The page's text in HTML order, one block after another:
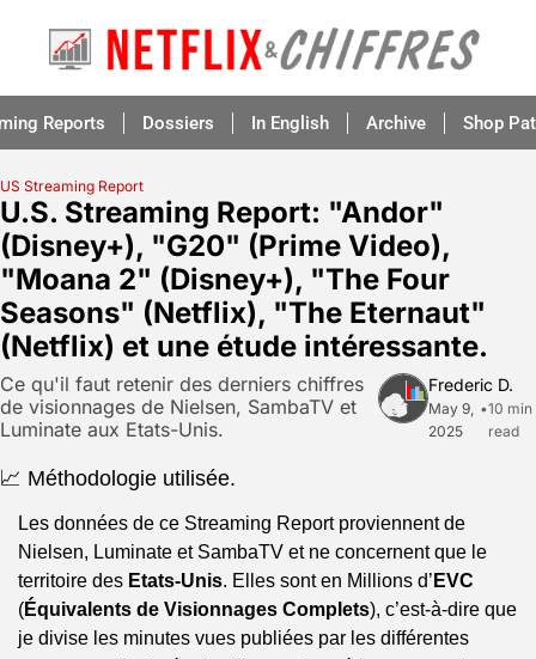
Reports Dossiers In English Archive Shop
US Streaming Report
U.S. Streaming Report: "Andor"
(Disney+), "G20" (Prime Video),
"Moana 2" (Disney+), "The Four
Seasons" (Netflix), "The Eternaut"
(Netflix) et une étude intéressante.
Ce qu'il faut retenir des derniers chiffres
de visionnages de Nielsen, SambaTV et
Luminate aux Etats-Unis.
Frederic D.
May 9,
2025
•10 min
read
📈 Méthodologie utilisée.
Les données de ce Streaming Report proviennent de
Nielsen, Luminate et SambaTV et ne concernent que le
territoire des Etats-Unis. Elles sont en Millions d’ EVC
(Équivalents de Visionnages Complets), c’est-à-dire que
je divise les minutes vues publiées par les différentes